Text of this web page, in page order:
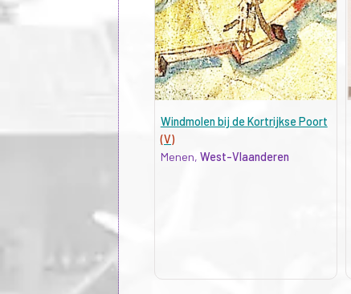
Windmolen bij de Kortrijkse Poort
(V)
Menen, West-Vlaanderen